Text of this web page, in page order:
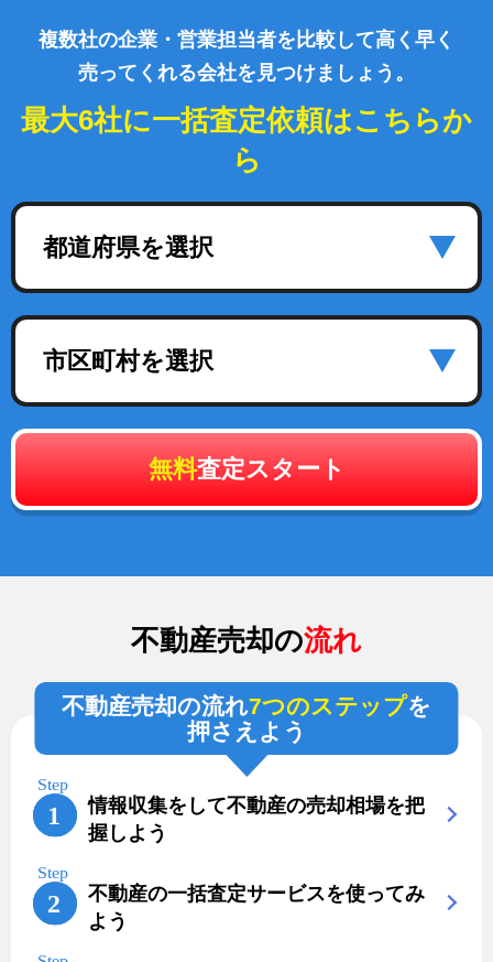
複数社の企業・営業担当者を比較して高く早く
売ってくれる会社を見つけましょう。
最大6社に一括査定依頼はこちらか
ら
都道府県を選択
市区町村を選択
無料査定スタート
不動産売却の流れ
不動産売却の流れ7つのステップを
押さえよう
情報収集をして不動産の売却相場を把
握しよう
不動産の一括査定サービスを使ってみ
よう